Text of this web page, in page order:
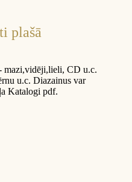
plašā
mazi,vidēji,lieli, CD u.c.
u.c. Diazainus var
Katalogi pdf.